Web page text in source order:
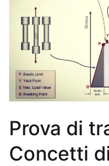
Prova di
Concetti